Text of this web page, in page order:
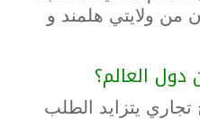
من ولايتي هلمند و
دول العالم؟
تجاري يتزايد الطلب